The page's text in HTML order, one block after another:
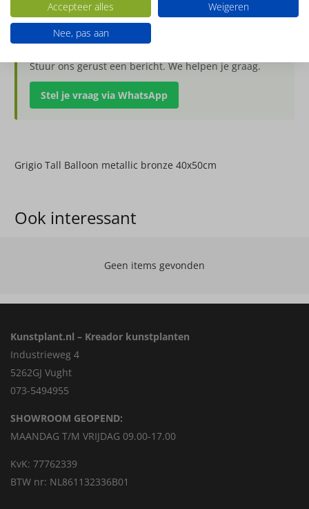
Tall
40x50cm
aantal
Heb je een vraag over dit product?
Stuur ons gerust een bericht. We helpen je graag.
Stel je vraag via WhatsApp
Grigio Tall Balloon metallic bronze 40x50cm
Ook interessant
Geen items gevonden
Kunstplant.nl – Kreador kunstplanten
Industrieweg 4
5262GJ Vught
073-5494955
SHOWROOM GEOPEND:
MAANDAG T/M VRIJDAG 09.00-17.00
KvK: 77762339
BTW nr: NL861132336B01
Accepteer alles
Weigeren
Nee, pas aan